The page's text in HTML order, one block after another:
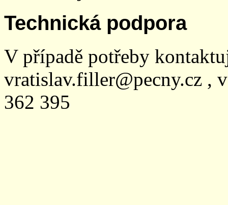
Technická podpora
V případě potřeby
vratislav.filler@pecny.cz ,
362 395